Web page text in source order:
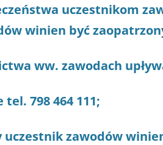
uczestnikom
winien być
ww. zawodach
tel. 798 464 111;
zawodów